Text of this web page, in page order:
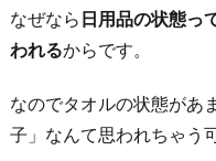
なぜなら 日用品の状態っ
われるからです。
なのでタオルの状態があ
子」なんて思われちゃう